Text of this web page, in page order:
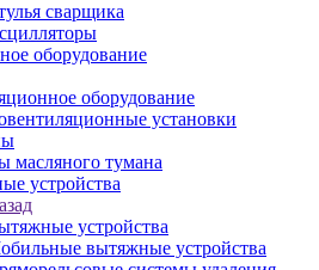
сварщика
оборудование
оборудование
установки
масляного тумана
устройства
устройства
вытяжные устройства